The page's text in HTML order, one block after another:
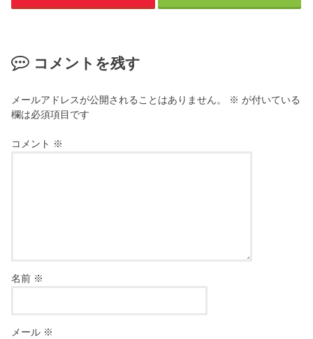
コメントを残す
メールアドレスが公開されることはありません。 ※ が付いている
欄は必須項目です
コメント ※
名前 ※
メール ※